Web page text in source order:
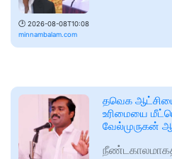
🕑 2026-08-08T10:08
minnambalam.com
தவெக
உரிமையை
வேல்முருகன்